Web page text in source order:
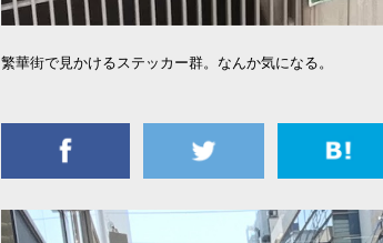
繁華街で見かけるステッカー群。なんか気になる。